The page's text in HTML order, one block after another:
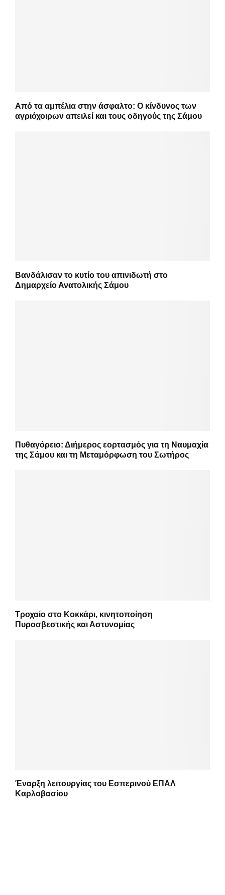
Από τα αμπέλια στην άσφαλτο: Ο κίνδυνος των
αγριόχοιρων απειλεί και τους οδηγούς της Σάμου
Βανδάλισαν το κυτίο του απινιδωτή στο
Δημαρχείο Ανατολικής Σάμου
Πυθαγόρειο: Διήμερος εορτασμός για τη Ναυμαχία
της Σάμου και τη Μεταμόρφωση του Σωτήρος
Τροχαίο στο Κοκκάρι, κινητοποίηση
Πυροσβεστικής και Αστυνομίας
Έναρξη λειτουργίας του Εσπερινού ΕΠΑΛ
Καρλοβασίου